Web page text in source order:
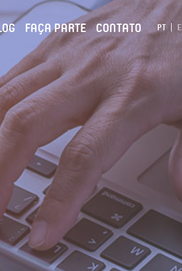
FAÇA PARTE CONTATO PT